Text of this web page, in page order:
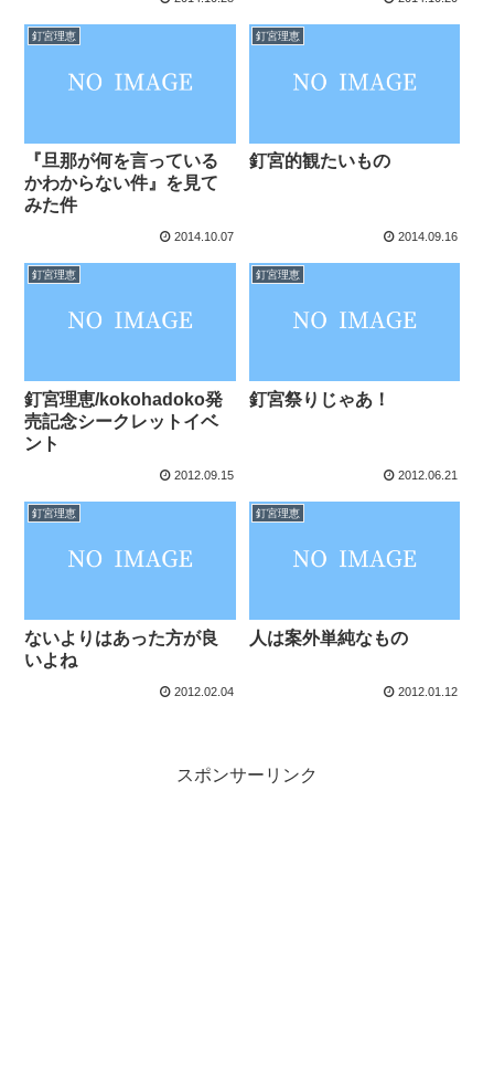
釘宮理恵
『旦那が何を言っている
かわからない件』を見て
みた件
2014.10.07
釘宮理恵
釘宮的観たいもの
2014.09.16
釘宮理恵
釘宮理恵/kokohadoko発
売記念シークレットイベ
ント
2012.09.15
釘宮理恵
釘宮祭りじゃあ！
2012.06.21
釘宮理恵
ないよりはあった方が良
いよね
2012.02.04
釘宮理恵
人は案外単純なもの
2012.01.12
スポンサーリンク